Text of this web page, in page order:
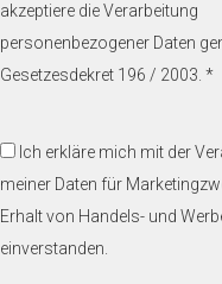
akzeptiere die Verarbeitung
personenbezogener Daten
Gesetzesdekret 196 / 2003. *
Ich erkläre mich mit der
meiner Daten für
Erhalt von Handels- und
einverstanden.